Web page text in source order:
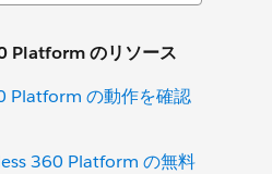
Platform のリソース
Platform の動作を確認
360 Platform の無料